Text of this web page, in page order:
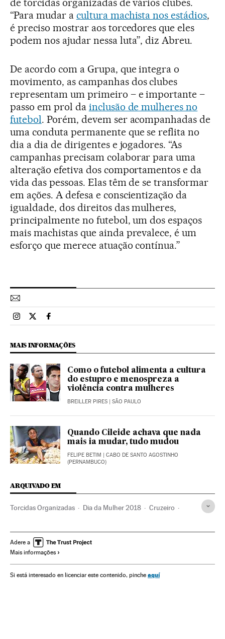
“Para mudar a cultura machista nos estádios,
é preciso mostrar aos torcedores que eles
podem nos ajudar nessa luta”, diz Abreu.
De acordo com a Grupa, que integra o
movimento, as campanhas dos clubes
representam um primeiro – e importante –
passo em prol da inclusão de mulheres no
futebol. Porém, devem ser acompanhadas de
uma conduta permanente que se reflita no
dia a dia de dirigentes e jogadores. “As
campanhas precisam colaborar para uma
alteração efetiva dos comportamentos e da
vida das pessoas. Elas têm de se transformar
em ações. A defesa e conscientização da
igualdade, dos direitos das mulheres,
principalmente no futebol, um dos espaços
mais machistas que ainda prevalece, é um
esforço que merece atuação contínua.”
Esportes El País Brasil en Instagram
Esportes El País Brasil en Twitter
Esportes El País Brasil en Facebook
MAIS INFORMAÇÕES
Como o futebol alimenta a cultura
do estupro e menospreza a
violência contra mulheres
BREILLER PIRES | SÃO PAULO
Quando Cileide achava que nada
mais ia mudar, tudo mudou
FELIPE BETIM | CABO DE SANTO AGOSTINHO
(PERNAMBUCO)
ARQUIVADO EM
Torcidas Organizadas Dia da Mulher 2018 Cruzeiro
Dia internacional da mulher
Dias mundiais
Machismo Ultras Violência gênero Emprego
Adere a
Mais informações
Si está interesado en licenciar este contenido, pinche aquí